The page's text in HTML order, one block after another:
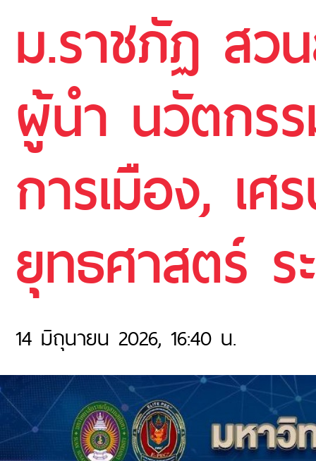
ม.ราชภัฏ สว
ผู้นำ นวัตกร
การเมือง, เศ
ยุทธศาสตร์ ร
14 มิถุนายน 2026, 16:40 น.